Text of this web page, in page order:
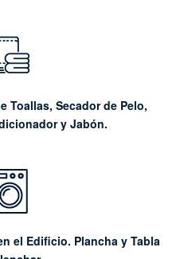
Toallas, Secador de Pelo,
y Jabón.
el Edificio. Plancha y Tabla